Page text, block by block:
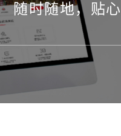
随时随地，贴